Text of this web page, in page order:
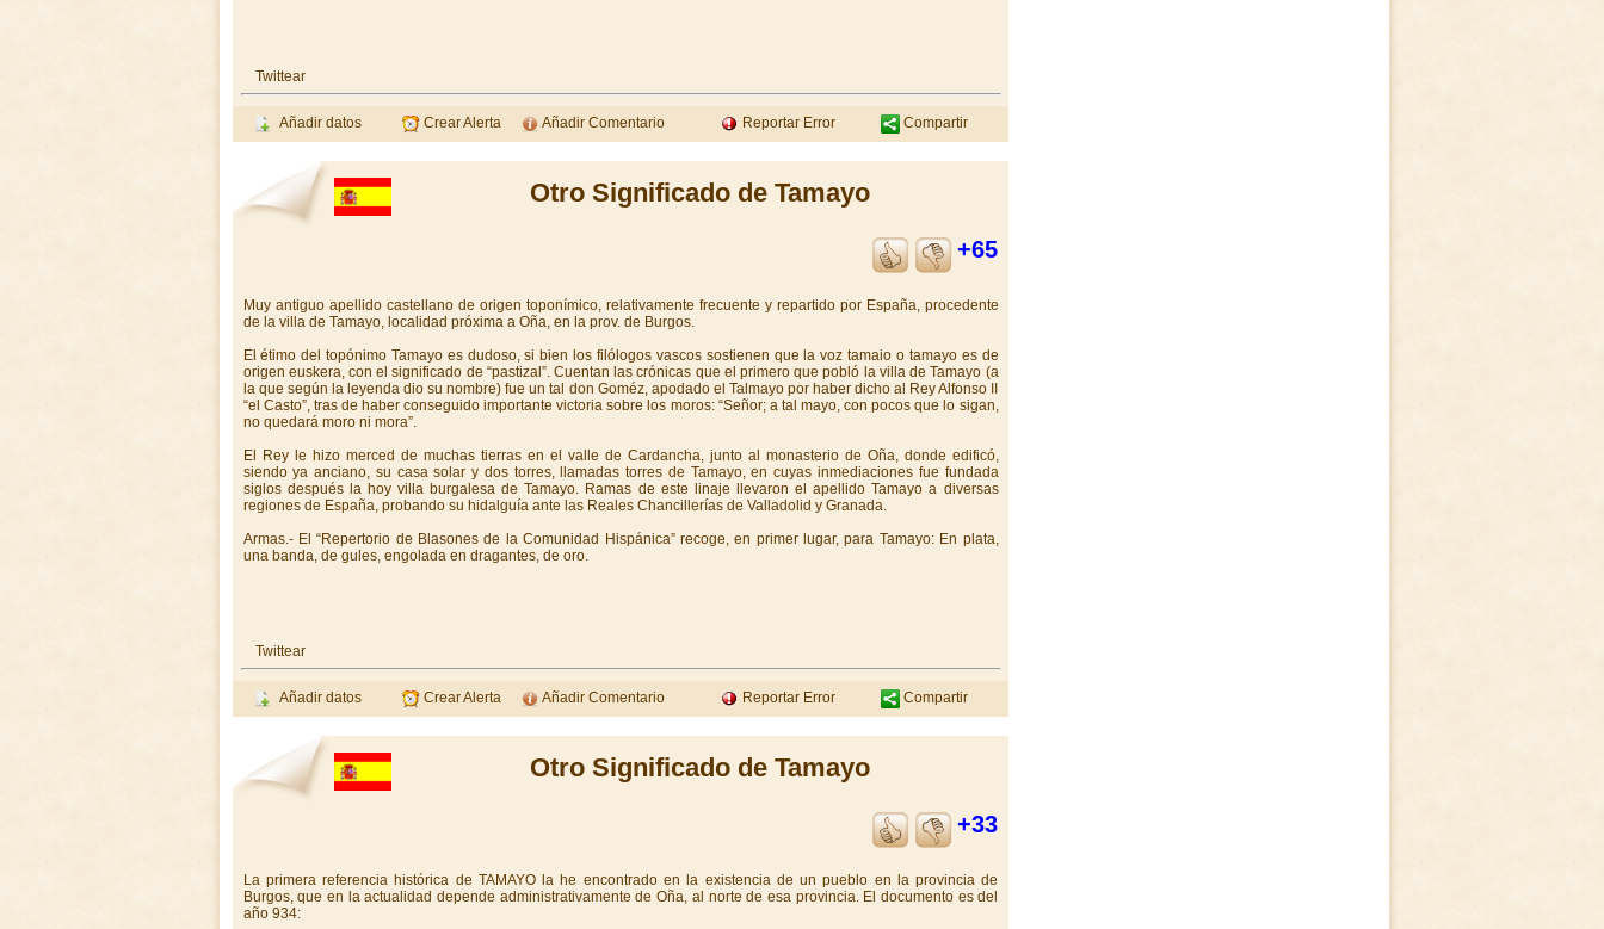
Twittear
Añadir datos Crear Alerta Añadir Comentario Reportar Error Compartir
Otro Significado de Tamayo
+65
Muy antiguo apellido castellano de origen toponímico, relativamente frecuente y repartido por España, procedente
de la villa de Tamayo, localidad próxima a Oña, en la prov. de Burgos.
El étimo del topónimo Tamayo es dudoso, si bien los filólogos vascos sostienen que la voz tamaio o tamayo es de
origen euskera, con el significado de “pastizal”. Cuentan las crónicas que el primero que pobló la villa de Tamayo (a
la que según la leyenda dio su nombre) fue un tal don Goméz, apodado el Talmayo por haber dicho al Rey Alfonso II
“el Casto”, tras de haber conseguido importante victoria sobre los moros: “Señor; a tal mayo, con pocos que lo sigan,
no quedará moro ni mora”.
El Rey le hizo merced de muchas tierras en el valle de Cardancha, junto al monasterio de Oña, donde edificó,
siendo ya anciano, su casa solar y dos torres, llamadas torres de Tamayo, en cuyas inmediaciones fue fundada
siglos después la hoy villa burgalesa de Tamayo. Ramas de este linaje llevaron el apellido Tamayo a diversas
regiones de España, probando su hidalguía ante las Reales Chancillerías de Valladolid y Granada.
Armas.- El “Repertorio de Blasones de la Comunidad Hispánica” recoge, en primer lugar, para Tamayo: En plata,
una banda, de gules, engolada en dragantes, de oro.
Twittear
Añadir datos Crear Alerta Añadir Comentario Reportar Error Compartir
Otro Significado de Tamayo
+33
La primera referencia histórica de TAMAYO la he encontrado en la existencia de un pueblo en la provincia de
Burgos, que en la actualidad depende administrativamente de Oña, al norte de esa provincia. El documento es del
año 934: